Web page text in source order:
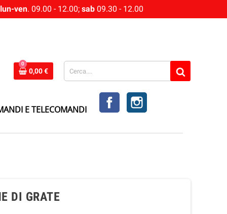
lun-ven. 09.00 - 12.00; sab 09.30 - 12.00
0
0,00 €
E TELECOMANDI
FACEBOOKINSTAGRAM
DI GRATE